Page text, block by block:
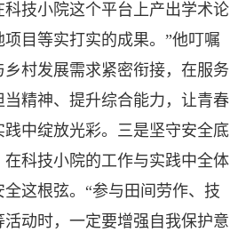
技小院这个平台上产出学术论
目等实打实的成果。”他叮嘱
村发展需求紧密衔接，在服务
精神、提升综合能力，让青春
中绽放光彩。三是坚守安全底
科技小院的工作与实践中全体
这根弦。“参与田间劳作、技
动时，一定要增强自我保护意